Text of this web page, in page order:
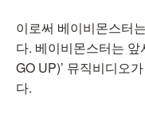
이로써 베이비몬스터
다. 베이비몬스터는 앞
GO UP)’ 뮤직비디오
다.